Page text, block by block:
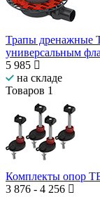
Трапы дренажные
универсальным
5 985
на складе
Товаров 1
Комплекты опор
3 876 - 4 256